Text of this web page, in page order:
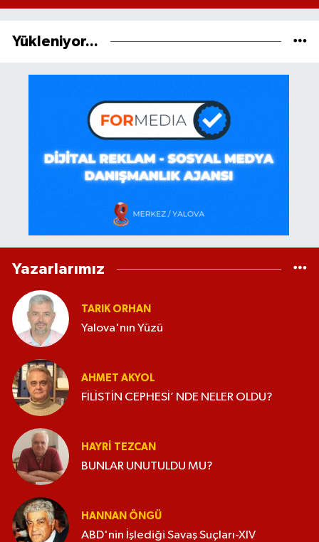
Yükleniyor...
Yazarlarımız
TARIK ORHAN
Yalova'nın Yüzü
AHMET AKYOL
FİLİSTİN CEPHESİ’ NDE NELER OLDU?
HAYRI TEZCAN
BUNLAR UNUTULDU MU?
HANNAN ÖNGÜ
ABD'nin İşlediği Savaş Suçları-XIV